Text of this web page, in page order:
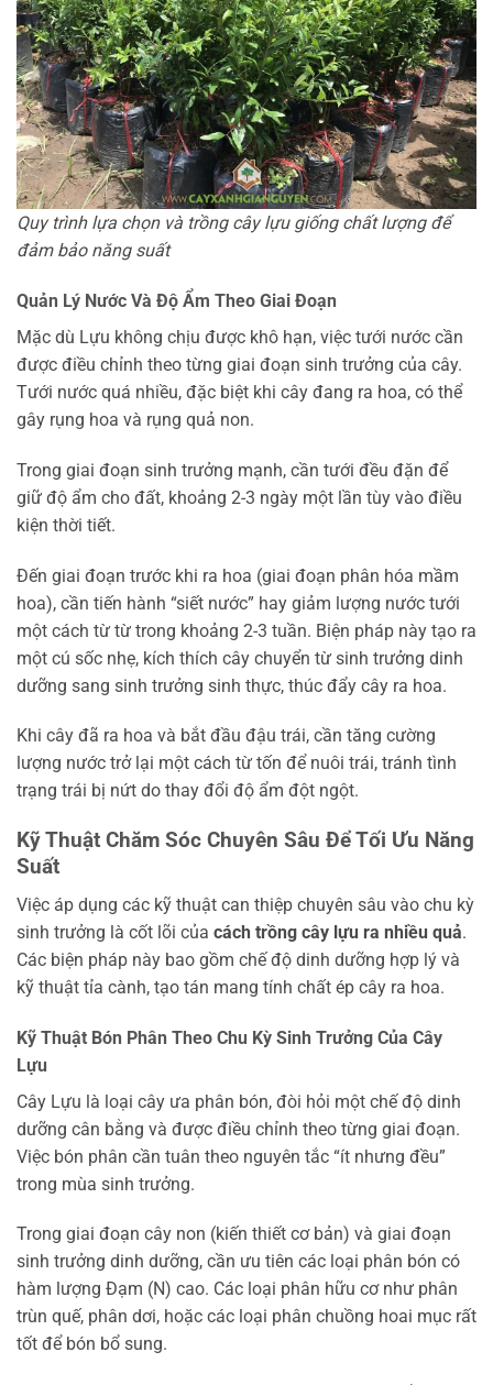
Quy trình lựa chọn và trồng cây lựu giống chất lượng để
đảm bảo năng suất
Quản Lý Nước Và Độ Ẩm Theo Giai Đoạn
Mặc dù Lựu không chịu được khô hạn, việc tưới nước cần
được điều chỉnh theo từng giai đoạn sinh trưởng của cây.
Tưới nước quá nhiều, đặc biệt khi cây đang ra hoa, có thể
gây rụng hoa và rụng quả non.
Trong giai đoạn sinh trưởng mạnh, cần tưới đều đặn để
giữ độ ẩm cho đất, khoảng 2-3 ngày một lần tùy vào điều
kiện thời tiết.
Đến giai đoạn trước khi ra hoa (giai đoạn phân hóa mầm
hoa), cần tiến hành “siết nước” hay giảm lượng nước tưới
một cách từ từ trong khoảng 2-3 tuần. Biện pháp này tạo ra
một cú sốc nhẹ, kích thích cây chuyển từ sinh trưởng dinh
dưỡng sang sinh trưởng sinh thực, thúc đẩy cây ra hoa.
Khi cây đã ra hoa và bắt đầu đậu trái, cần tăng cường
lượng nước trở lại một cách từ tốn để nuôi trái, tránh tình
trạng trái bị nứt do thay đổi độ ẩm đột ngột.
Kỹ Thuật Chăm Sóc Chuyên Sâu Để Tối Ưu Năng
Suất
Việc áp dụng các kỹ thuật can thiệp chuyên sâu vào chu kỳ
sinh trưởng là cốt lõi của cách trồng cây lựu ra nhiều quả.
Các biện pháp này bao gồm chế độ dinh dưỡng hợp lý và
kỹ thuật tỉa cành, tạo tán mang tính chất ép cây ra hoa.
Kỹ Thuật Bón Phân Theo Chu Kỳ Sinh Trưởng Của Cây
Lựu
Cây Lựu là loại cây ưa phân bón, đòi hỏi một chế độ dinh
dưỡng cân bằng và được điều chỉnh theo từng giai đoạn.
Việc bón phân cần tuân theo nguyên tắc “ít nhưng đều”
trong mùa sinh trưởng.
Trong giai đoạn cây non (kiến thiết cơ bản) và giai đoạn
sinh trưởng dinh dưỡng, cần ưu tiên các loại phân bón có
hàm lượng Đạm (N) cao. Các loại phân hữu cơ như phân
trùn quế, phân dơi, hoặc các loại phân chuồng hoai mục rất
tốt để bón bổ sung.